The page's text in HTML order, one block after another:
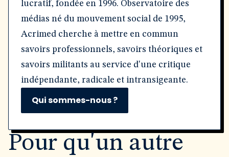
lucratif, fondée en 1996. Observatoire des
médias né du mouvement social de 1995,
Acrimed cherche à mettre en commun
savoirs professionnels, savoirs théoriques et
savoirs militants au service d'une critique
indépendante, radicale et intransigeante.
Qui sommes-nous ?
Pour qu'un autre